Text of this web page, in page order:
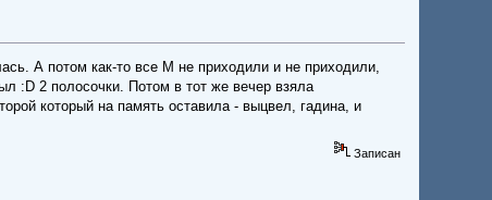
А потом как-то все М не приходили и не приходили,
:D 2 полосочки. Потом в тот же вечер взяла
который на память оставила - выцвел, гадина, и
Записан